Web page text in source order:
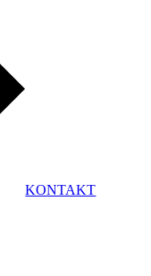
KONTAKT